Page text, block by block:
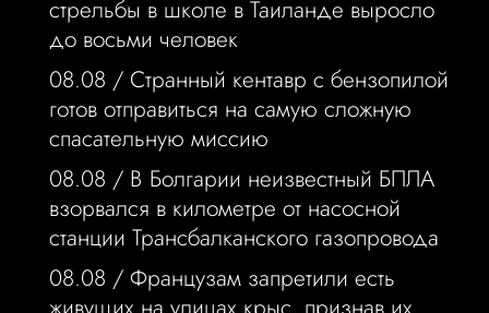
стрельбы в школе в Таиланде выросло
до восьми человек
08.08 / Странный кентавр с бензопилой
готов отправиться на самую сложную
спасательную миссию
08.08 / В Болгарии неизвестный БПЛА
взорвался в километре от насосной
станции Трансбалканского газопровода
08.08 / Французам запретили есть